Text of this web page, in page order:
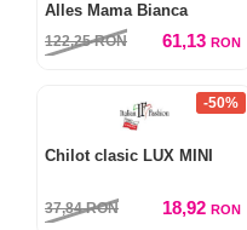
Alles Mama Bianca
122,25RON 61,13 RON
-50%
Chilot clasic LUX MINI
37,84RON 18,92 RON